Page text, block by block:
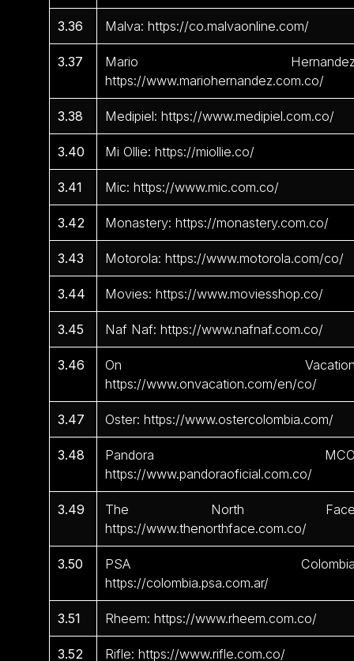
3.36 Malva: https://co.malvaonline.com/
3.37
Mario
https://www.mariohernandez.com.co/
3.38 Medipiel: https://www.medipiel.com.co/
3.40 Mi Ollie: https://miollie.co/
3.41 Mic: https://www.mic.com.co/
3.42 Monastery: https://monastery.com.co/
3.43 Motorola: https://www.motorola.com/co/
3.44 Movies: https://www.moviesshop.co/
3.45 Naf Naf: https://www.nafnaf.com.co/
3.46
On
https://www.onvacation.com/en/co/
3.47 Oster: https://www.ostercolombia.com/
3.48
Pandora
https://www.pandoraoficial.com.co/
3.49
The North
https://www.thenorthface.com.co/
3.50
PSA
https://colombia.psa.com.ar/
3.51 Rheem: https://www.rheem.com.co/
3.52 Rifle: https://www.rifle.com.co/